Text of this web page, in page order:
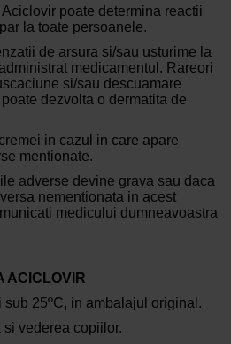
poate determina reactii
la toate persoanele.
de arsura si/sau usturime la
medicamentul. Rareori
si/sau descuamare
dezvolta o dermatita de
in cazul in care apare
mentionate.
adverse devine grava sau daca
nementionata in acest
medicului dumneavoastra
ACICLOVIR
25ºC, in ambalajul original.
vederea copiilor.